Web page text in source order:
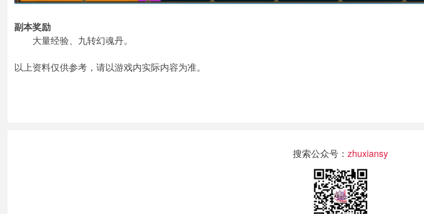
副本奖励
大量经验、九转幻魂丹。
以上资料仅供参考，请以游戏内实际内容为准。
搜索公众号： zhuxiansy